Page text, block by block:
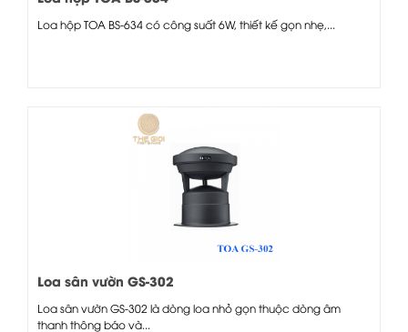
Loa hộp TOA BS-634 có công suất 6W, thiết kế gọn nhẹ,...
Loa sân vườn GS-302
Loa sân vườn GS-302 là dòng loa nhỏ gọn thuộc dòng âm
thanh thông báo và...